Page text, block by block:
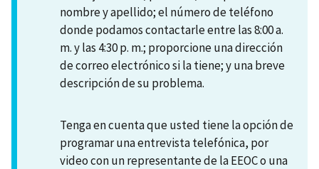
nombre y apellido; el número de teléfono
donde podamos contactarle entre las 8:00 a.
m. y las 4:30 p. m.; proporcione una dirección
de correo electrónico si la tiene; y una breve
descripción de su problema.
Tenga en cuenta que usted tiene la opción de
programar una entrevista telefónica, por
video con un representante de la EEOC o una